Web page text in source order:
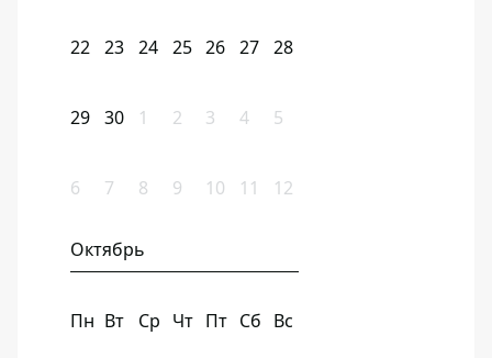
22 23 24 25 26 27 28
29 30 1 2 3 4 5
6 7 8 9 10 11 12
Октябрь
Пн Вт Ср Чт Пт Сб Вс